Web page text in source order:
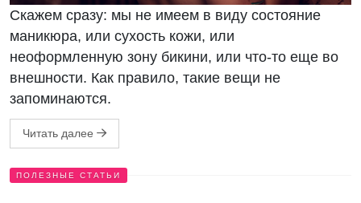
Скажем сразу: мы не имеем в виду состояние
маникюра, или сухость кожи, или
неоформленную зону бикини, или что-то еще во
внешности. Как правило, такие вещи не
запоминаются.
Читать далее
ПОЛЕЗНЫЕ СТАТЬИ